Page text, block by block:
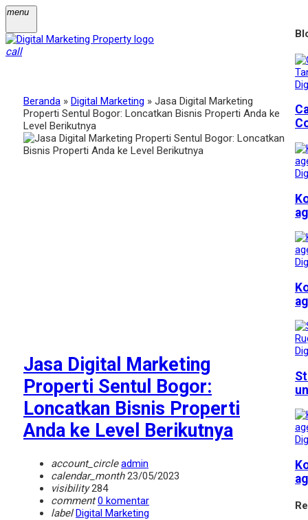
menu
call
Beranda » Digital Marketing » Jasa Digital Marketing
Properti Sentul Bogor: Loncatkan Bisnis Properti Anda ke
Level Berikutnya
Jasa Digital Marketing
Properti Sentul Bogor:
Loncatkan Bisnis Properti
Anda ke Level Berikutnya
account_circle admin
calendar_month23/05/2023
visibility284
comment 0 komentar
label Digital Marketing